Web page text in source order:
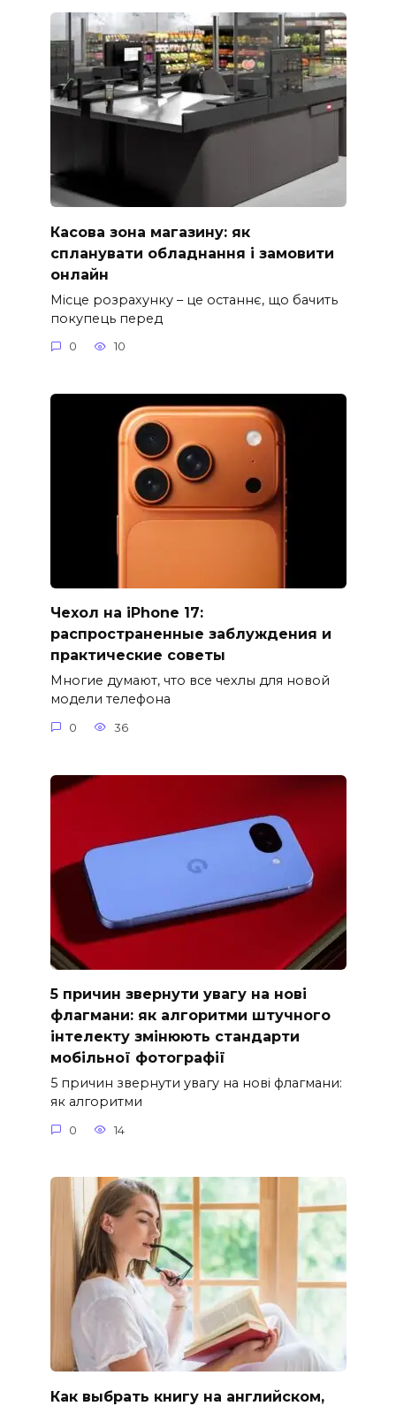
Касова зона магазину: як
спланувати обладнання і замовити
онлайн
Місце розрахунку – це останнє, що бачить
покупець перед
0 10
Чехол на iPhone 17:
распространенные заблуждения и
практические советы
Многие думают, что все чехлы для новой
модели телефона
0 36
5 причин звернути увагу на нові
флагмани: як алгоритми штучного
інтелекту змінюють стандарти
мобільної фотографії
5 причин звернути увагу на нові флагмани:
як алгоритми
0 14
Как выбрать книгу на английском,